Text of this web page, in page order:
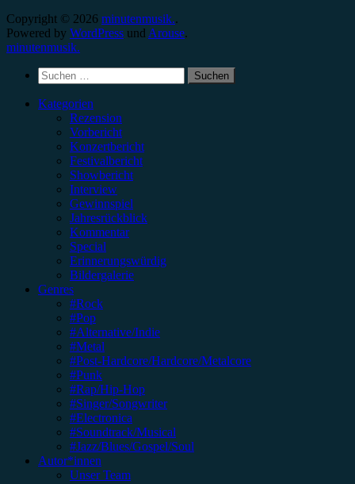
Copyright © 2026 minutenmusik..
Powered by WordPress und Arouse.
minutenmusik.
Suchen
nach:
Kategorien
Rezension
Vorbericht
Konzertbericht
Festivalbericht
Showbericht
Interview
Gewinnspiel
Jahresrückblick
Kommentar
Special
Erinnerungswürdig
Bildergalerie
Genres
#Rock
#Pop
#Alternative/Indie
#Metal
#Post-Hardcore/Hardcore/Metalcore
#Punk
#Rap/Hip-Hop
#Singer/Songwriter
#Electronica
#Soundtrack/Musical
#Jazz/Blues/Gospel/Soul
Autor*innen
Unser Team